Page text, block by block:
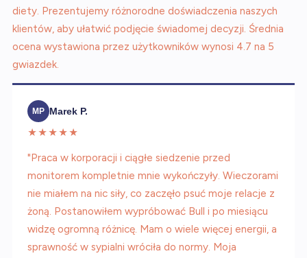
diety. Prezentujemy różnorodne doświadczenia naszych
klientów, aby ułatwić podjęcie świadomej decyzji. Średnia
ocena wystawiona przez użytkowników wynosi 4.7 na 5
gwiazdek.
MP Marek P.
★★★★★
"Praca w korporacji i ciągłe siedzenie przed
monitorem kompletnie mnie wykończyły. Wieczorami
nie miałem na nic siły, co zaczęło psuć moje relacje z
żoną. Postanowiłem wypróbować Bull i po miesiącu
widzę ogromną różnicę. Mam o wiele więcej energii, a
sprawność w sypialni wróciła do normy. Moja